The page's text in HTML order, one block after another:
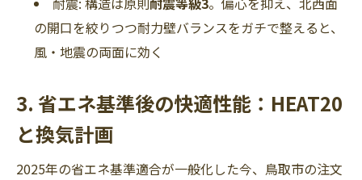
の開口を絞りつつ耐力壁バランスをガチで整えると、
風・地震の両面に効く
3. 省エネ基準後の快適性能：HEAT20
と換気計画
2025年の省エネ基準適合が一般化した今、鳥取市の注文